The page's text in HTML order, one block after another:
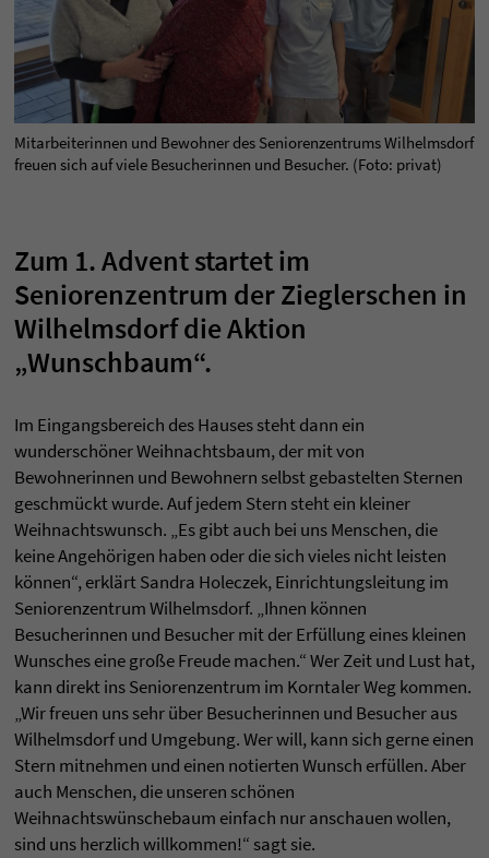
Mitarbeiterinnen und Bewohner des Seniorenzentrums Wilhelmsdorf
freuen sich auf viele Besucherinnen und Besucher. (Foto: privat)
Zum 1. Advent startet im
Seniorenzentrum der Zieglerschen in
Wilhelmsdorf die Aktion
„Wunschbaum“.
Im Eingangsbereich des Hauses steht dann ein
wunderschöner Weihnachtsbaum, der mit von
Bewohnerinnen und Bewohnern selbst gebastelten Sternen
geschmückt wurde. Auf jedem Stern steht ein kleiner
Weihnachtswunsch. „Es gibt auch bei uns Menschen, die
keine Angehörigen haben oder die sich vieles nicht leisten
können“, erklärt Sandra Holeczek, Einrichtungsleitung im
Seniorenzentrum Wilhelmsdorf. „Ihnen können
Besucherinnen und Besucher mit der Erfüllung eines kleinen
Wunsches eine große Freude machen.“ Wer Zeit und Lust hat,
kann direkt ins Seniorenzentrum im Korntaler Weg kommen.
„Wir freuen uns sehr über Besucherinnen und Besucher aus
Wilhelmsdorf und Umgebung. Wer will, kann sich gerne einen
Stern mitnehmen und einen notierten Wunsch erfüllen. Aber
auch Menschen, die unseren schönen
Weihnachtswünschebaum einfach nur anschauen wollen,
sind uns herzlich willkommen!“ sagt sie.